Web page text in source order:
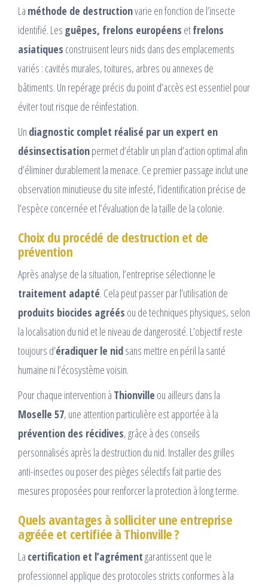
La méthode de destructionvarie en fonction de l’insecte
identifié. Les guêpes, frelons européens etfrelons
asiatiques construisent leurs nids dans des emplacements
variés : cavités murales, toitures, arbres ou annexes de
bâtiments. Un repérage précis du point d’accès est essentiel pour
éviter tout risque de réinfestation.
Un diagnostic complet réalisé par un expert en
désinsectisationpermet d’établir un plan d’action optimal afin
d’éliminer durablement la menace. Ce premier passage inclut une
observation minutieuse du site infesté, l’identification précise de
l’espèce concernée et l’évaluation de la taille de la colonie.
Choix du procédé de destruction et de
prévention
Après analyse de la situation, l’entreprise sélectionne le
traitement adapté. Cela peut passer par l’utilisation de
produits biocides agréés ou de techniques physiques, selon
la localisation du nid et le niveau de dangerosité. L’objectif reste
toujours d’éradiquer le nidsans mettre en péril la santé
humaine ni l’écosystème voisin.
Pour chaque intervention à Thionville ou ailleurs dans la
Moselle 57, une attention particulière est apportée à la
prévention des récidives, grâce à des conseils
personnalisés après la destruction du nid. Installer des grilles
anti-insectes ou poser des pièges sélectifs fait partie des
mesures proposées pour renforcer la protection à long terme.
Quels avantages à solliciter une entreprise
agréée et certifiée à Thionville ?
La certification et l’agrémentgarantissent que le
professionnel applique des protocoles stricts conformes à la